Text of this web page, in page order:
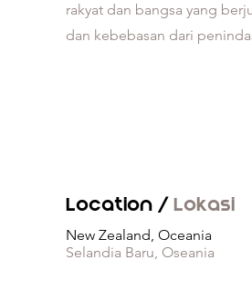
rakyat dan bangsa yang
dan kebebasan dari
Location /Lokasi
New Zealand, Oceania
Selandia Baru, Oseania